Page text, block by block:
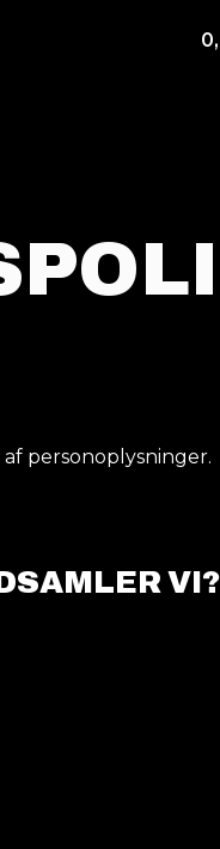
personoplysninger.
VI?